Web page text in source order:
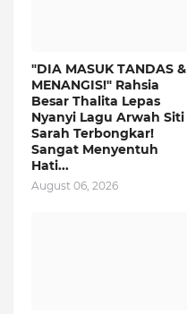
"DIA MASUK TANDAS &
MENANGIS!" Rahsia
Besar Thalita Lepas
Nyanyi Lagu Arwah Siti
Sarah Terbongkar!
Sangat Menyentuh
Hati...
August 06, 2026